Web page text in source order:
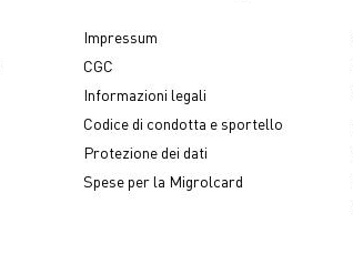
Impressum
CGC
Informazioni legali
Codice di condotta e sportello
Protezione dei dati
Spese per la Migrolcard